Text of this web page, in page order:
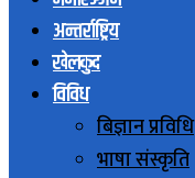
अन्तर्राष्ट्रिय
खेलकुद
विविध
बिज्ञान प्रविधि
भाषा संस्कृति